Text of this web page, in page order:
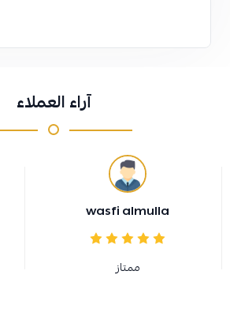
آراء العملاء
wasfi almulla
ممتاز